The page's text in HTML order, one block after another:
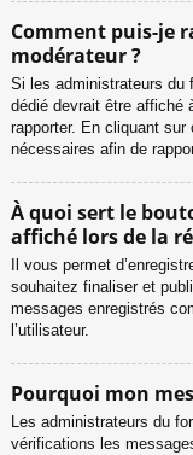
Comment puis-je
modérateur ?
Si les administrateurs du
dédié devrait être affiché
rapporter. En cliquant
nécessaires afin de
À quoi sert le
affiché lors de la
Il vous permet
souhaitez finaliser et
messages enregistrés
l’utilisateur.
Pourquoi mon
Les administrateurs du
vérifications les